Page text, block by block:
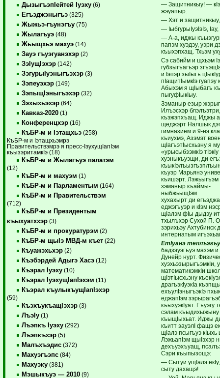
ДызыгъэпIейтей Iуэху (6)
Егъэджэныгъэ (325)
Жыжьэ-гъунэгъу (75)
Жылагъуэ (48)
Жьыщхьэ махуэ (14)
Зауэ гъуэгуанэхэр (2)
ЗэIущIэхэр (142)
ЗэгурыIуэныгъэхэр (3)
Зэпеуэхэр (149)
ЗэпыщIэныгъэхэр (32)
Зэхыхьэхэр (64)
Кавказ-2020 (1)
Конференцхэр (16)
КъБР-м и Iэтащхьэ (258)
КъБР-м и Iэтащхьэмрэ
Правительствэмрэ я пресс-IэухущIапIэм
къызэритамкIэ (18)
КъБР-м и Жылагъуэ палатэм
(12)
КъБР-м и махуэм (1)
КъБР-м и Парламентым (164)
КъБР-м и Правительствэм
(712)
КъБР-м и Президентым
къыхуатххэр (3)
КъБР-м и прокуратурэм (2)
КъБР-м щыIэ МВД-м къет (22)
Къуажэхьхэр (2)
Къэбэрдей Адыгэ Хасэ (12)
Къэрал Iуэху (10)
Къэрал IуэхущIапIэхэм (11)
Къэрал къулыкъущIапIэхэр
(59)
КъэхъукъащIэхэр (3)
ЛъэIу (1)
Лъэпкъ Iуэху (292)
Лъэпкъхэр (5)
Малъхъэдис (372)
Махуэгъэпс (84)
Махуэку (381)
Мэшыкъуэ — 2010 (9)
— Защитникыу! —
жэуапыр.
— Хэт и
— IыбгурыIуэIэIэ,
— А-а, иджы
папэм хуэдэу, уэри
къыхэпхащ. Тхьэм
Сэ сабийм и щхьэм
губзыгъагъэр
и Iэпэр зыIыгъ
пIащитIымкIэ
Абыхэм я щIыбагъ
пыгуфIыкIыу.
Зэманыр езыр
Илъэсхэр
къэжэпхъащ. Иджы
щеджэрт Налшык
гимназием и 9-нэ
къиухмэ, Азэмэт
щIагъэтIысхьэну я
«урысыбзэмкIэ тIэкIу
хуэныкъуэщи, ди
къуэр Марьянэ
къишэрт.
зэманыр
хухахырт ди
еджэгъуэр и кIэм
щIалэм фIы дыдэу
тхылъхэр Сухой П.
зэрихьэу Ахтубинск
интернатым
ЕтIуанэ
бадзэуэгъуэ мазэм и
Дунейр нурт.
хуэхьэзырыгъэмкIи,
математикэмкIи
щIэтIысхьэну
драгъэкIуэкIа
ехъулIэныгъэкIэ
еджапIэм
къыхуэкIуат. Гъуэгу
сэлам
къыщIыхьат. Иджы
къитт зауэлI фащэ
щIалэ псыгъуэ кIыхь
ЛэжьапIэм щыIэхэр
дехъуэхъуащ,
Сэри къыпызощэ:
— Сытуи ущIалэ
сыту дахащэ!